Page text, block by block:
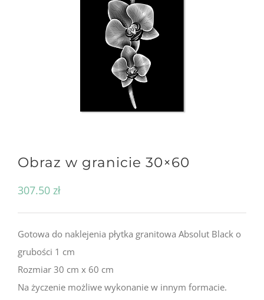
Obraz w granicie 30×60
307.50 zł
Gotowa do naklejenia płytka granitowa Absolut Black o
grubości 1 cm
Rozmiar 30 cm x 60 cm
Na życzenie możliwe wykonanie w innym formacie.